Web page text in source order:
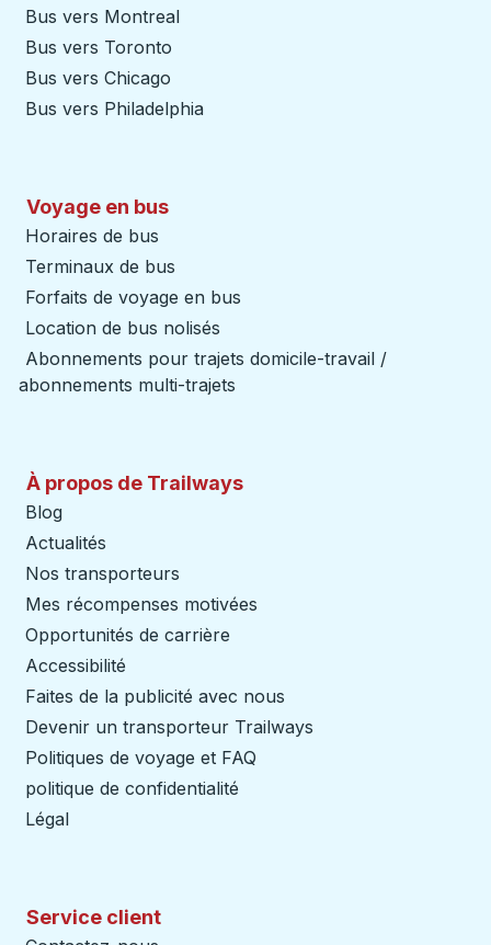
Bus vers Montreal
Bus vers Toronto
Bus vers Chicago
Bus vers Philadelphia
Voyage en bus
Horaires de bus
Terminaux de bus
Forfaits de voyage en bus
Location de bus nolisés
Abonnements pour trajets domicile-travail /
abonnements multi-trajets
À propos de Trailways
Blog
Actualités
Nos transporteurs
Mes récompenses motivées
Opportunités de carrière
Accessibilité
Faites de la publicité avec nous
Devenir un transporteur Trailways
Politiques de voyage et FAQ
politique de confidentialité
Légal
Service client